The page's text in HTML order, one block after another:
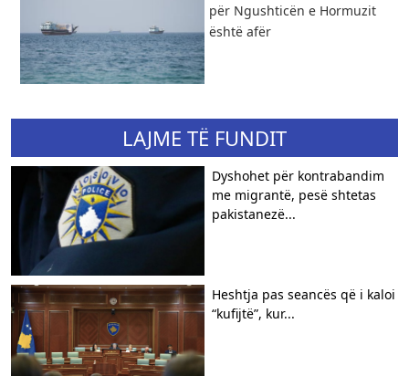
për Ngushticën e Hormuzit
është afër
LAJME TË FUNDIT
Dyshohet për kontrabandim
me migrantë, pesë shtetas
pakistanezë...
Heshtja pas seancës që i kaloi
“kufijtë”, kur...